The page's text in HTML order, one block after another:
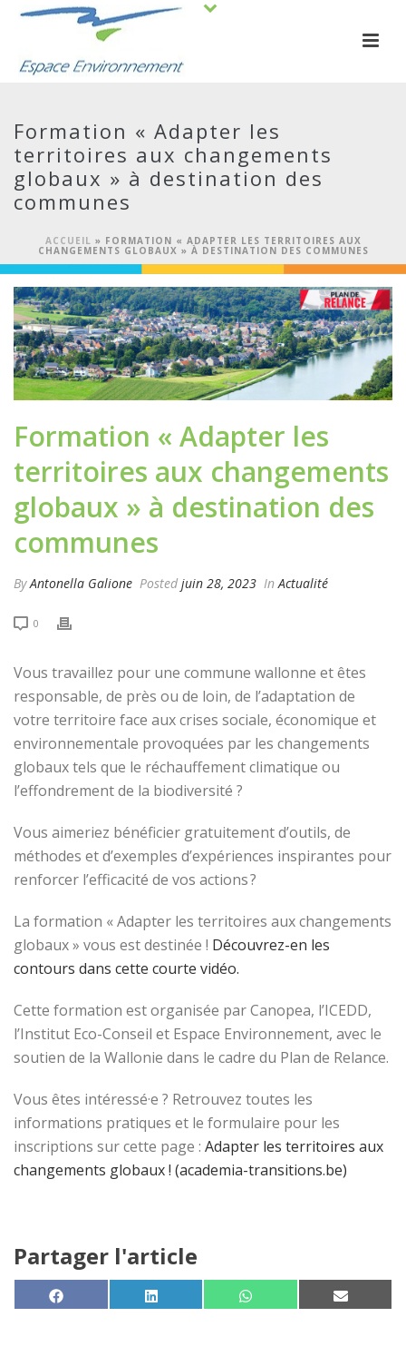
Formation « Adapter les
territoires aux changements
globaux » à destination des
communes
ACCUEIL » FORMATION « ADAPTER LES TERRITOIRES AUX
CHANGEMENTS GLOBAUX » À DESTINATION DES COMMUNES
Formation « Adapter les
territoires aux changements
globaux » à destination des
communes
ByAntonella Galione Posted juin 28, 2023 In Actualité
0
Vous travaillez pour une commune wallonne et êtes
responsable, de près ou de loin, de l’adaptation de
votre territoire face aux crises sociale, économique et
environnementale provoquées par les changements
globaux tels que le réchauffement climatique ou
l’effondrement de la biodiversité ?
Vous aimeriez bénéficier gratuitement d’outils, de
méthodes et d’exemples d’expériences inspirantes pour
renforcer l’efficacité de vos actions ?
La formation « Adapter les territoires aux changements
globaux » vous est destinée ! Découvrez-en les
contours dans cette courte vidéo.
Cette formation est organisée par Canopea, l’ICEDD,
l’Institut Eco-Conseil et Espace Environnement, avec le
soutien de la Wallonie dans le cadre du Plan de Relance.
Vous êtes intéressé·e ? Retrouvez toutes les
informations pratiques et le formulaire pour les
inscriptions sur cette page : Adapter les territoires aux
changements globaux ! (academia-transitions.be)
Partager l'article